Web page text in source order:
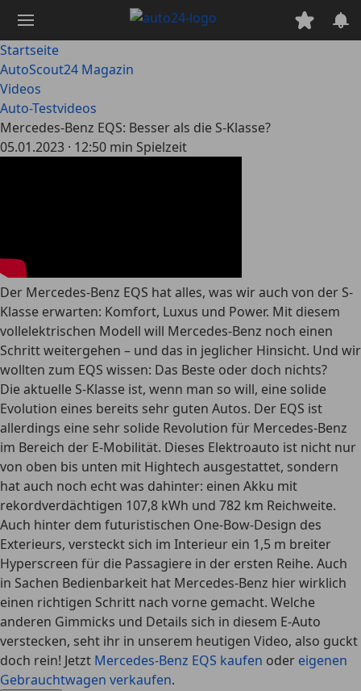
Hauptinhalt
springen
Startseite
AutoScout24 Magazin
Videos
Auto-Testvideos
Mercedes-Benz EQS: Besser als die S-Klasse?
05.01.2023 · 12:50 min Spielzeit
Der Mercedes-Benz EQS hat alles, was wir auch von der S-
Klasse erwarten: Komfort, Luxus und Power. Mit diesem
vollelektrischen Modell will Mercedes-Benz noch einen
Schritt weitergehen – und das in jeglicher Hinsicht. Und wir
wollten zum EQS wissen: Das Beste oder doch nichts?
Die aktuelle S-Klasse ist, wenn man so will, eine solide
Evolution eines bereits sehr guten Autos. Der EQS ist
allerdings eine sehr solide Revolution für Mercedes-Benz
im Bereich der E-Mobilität. Dieses Elektroauto ist nicht nur
von oben bis unten mit Hightech ausgestattet, sondern
hat auch noch echt was dahinter: einen Akku mit
rekordverdächtigen 107,8 kWh und 782 km Reichweite.
Auch hinter dem futuristischen One-Bow-Design des
Exterieurs, versteckt sich im Interieur ein 1,5 m breiter
Hyperscreen für die Passagiere in der ersten Reihe. Auch
in Sachen Bedienbarkeit hat Mercedes-Benz hier wirklich
einen richtigen Schritt nach vorne gemacht. Welche
anderen Gimmicks und Details sich in diesem E-Auto
verstecken, seht ihr in unserem heutigen Video, also guckt
doch rein! Jetzt Mercedes-Benz EQS kaufen oder eigenen
Gebrauchtwagen verkaufen.